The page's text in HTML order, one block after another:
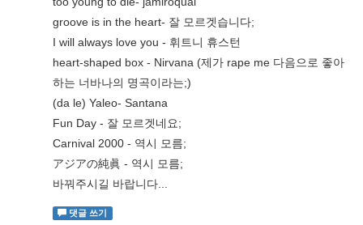
groove is in the heart- 잘 모르겟습니다;
I will always love you - 휘트니 휴스턴
heart-shaped box - Nirvana (제가 rape me 다음으로 좋아
하는 너바나의 명곡이라는;)
(da le) Yaleo- Santana
Fun Day - 잘 모르겟네요;
Carnival 2000 - 역시 모름;
アジアの純眞 - 역시 모름;
바꿔주시길 바랍니다...
댓글 쓰기